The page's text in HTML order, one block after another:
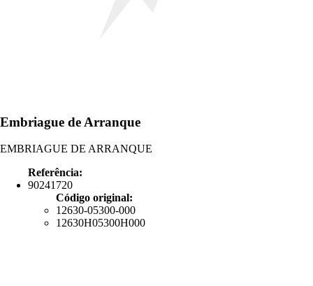
Embriague de Arranque
EMBRIAGUE DE ARRANQUE
Referência:
90241720
Código original:
12630-05300-000
12630H05300H000